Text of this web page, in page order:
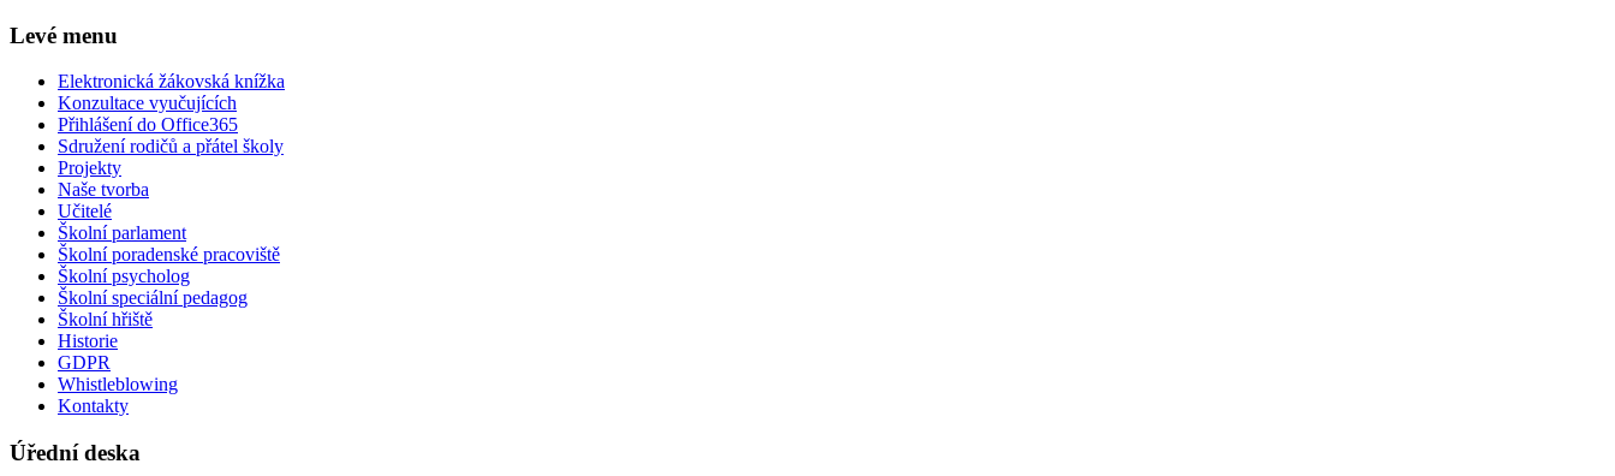
Levé menu
Elektronická žákovská knížka
Konzultace vyučujících
Přihlášení do Office365
Sdružení rodičů a přátel školy
Projekty
Naše tvorba
Učitelé
Školní parlament
Školní poradenské pracoviště
Školní psycholog
Školní speciální pedagog
Školní hřiště
Historie
GDPR
Whistleblowing
Kontakty
Úřední deska